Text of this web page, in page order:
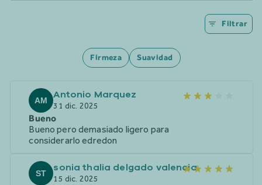
Filtrar
Firmeza Suavidad
AM Antonio Marquez
31 dic. 2025
Bueno
Bueno pero demasiado ligero para
considerarlo edredon
ST sonia thalia delgado valencia
15 dic. 2025